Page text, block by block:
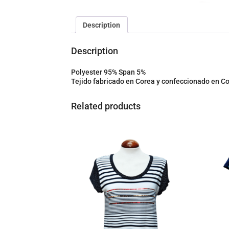
Description
Description
Polyester 95% Span 5%
Tejido fabricado en Corea y confeccionado en
Related products